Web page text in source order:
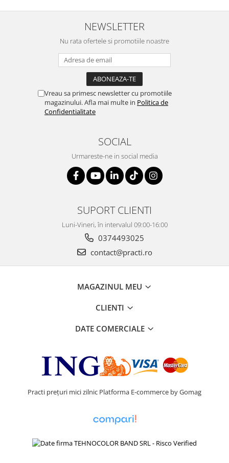
NEWSLETTER
Nu rata ofertele si promotiile noastre
Vreau sa primesc newsletter cu promotiile
magazinului. Afla mai multe in Politica de
Confidentialitate
SOCIAL
Urmareste-ne in social media
SUPORT CLIENTI
Luni-Vineri, în intervalul 09:00-16:00
0374493025
contact@practi.ro
MAGAZINUL MEU
CLIENTI
DATE COMERCIALE
Practi prețuri mici zilnic Platforma E-commerce by Gomag